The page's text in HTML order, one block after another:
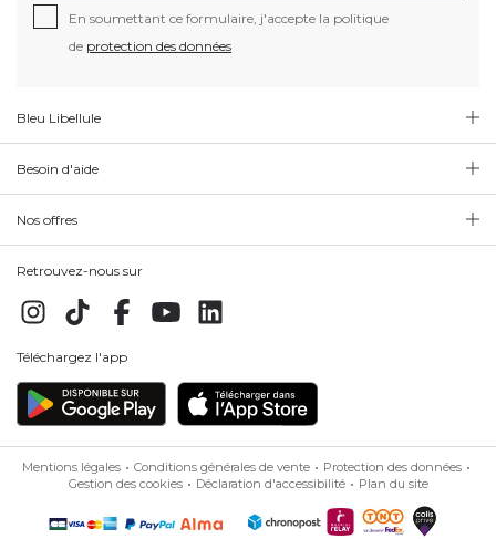
En soumettant ce formulaire, j'accepte la politique
de protection des données
Bleu Libellule
Besoin d'aide
Nos offres
Retrouvez-nous sur
Téléchargez l'app
Mentions légales Conditions générales de vente
Protection des données
Gestion des cookies
Déclaration d'accessibilité Plan du site